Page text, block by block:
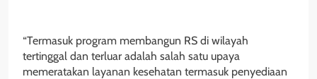
“Termasuk program membangun RS di wilayah
tertinggal dan terluar adalah salah satu upaya
memeratakan layanan kesehatan termasuk penyediaan